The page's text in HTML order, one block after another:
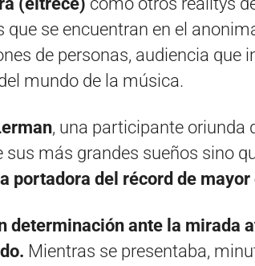
se encuentran en el
de personas, audiencia que
mundo de la música.
, una participante oriunda
más grandes sueños sino
portadora del récord de
determinación ante la mirada
Mientras se presentaba,